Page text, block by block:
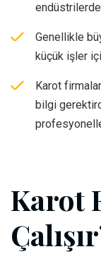
Genellikle
küçük işler
Karot
bilgi
Karot